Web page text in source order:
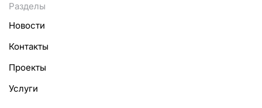
Разделы
Новости
Контакты
Проекты
Услуги